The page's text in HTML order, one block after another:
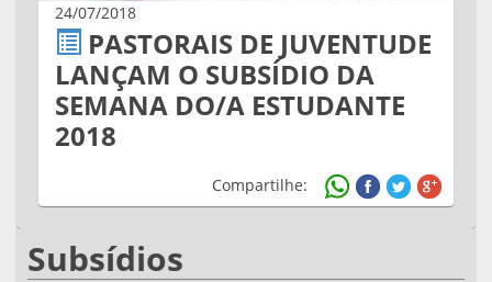
24/07/2018
PASTORAIS DE JUVENTUDE
LANÇAM O SUBSÍDIO DA
SEMANA DO/A ESTUDANTE
2018
Compartilhe:
Subsídios